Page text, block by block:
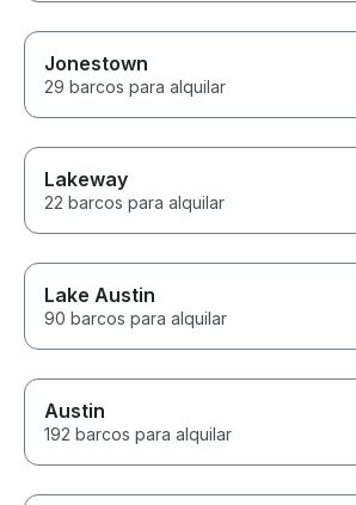
Jonestown
29 barcos para alquilar
Lakeway
22 barcos para alquilar
Lake Austin
90 barcos para alquilar
Austin
192 barcos para alquilar